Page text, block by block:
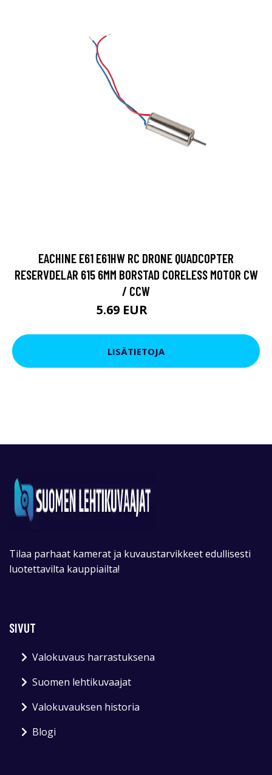
EACHINE E61 E61HW RC DRONE QUADCOPTER
RESERVDELAR 615 6MM BORSTAD CORELESS MOTOR CW
/ CCW
5.69 EUR
LISÄTIETOJA
Tilaa parhaat kamerat ja kuvaustarvikkeet edullisesti
luotettavilta kauppiailta!
SIVUT
Valokuvaus harrastuksena
Suomen lehtikuvaajat
Valokuvauksen historia
Blogi